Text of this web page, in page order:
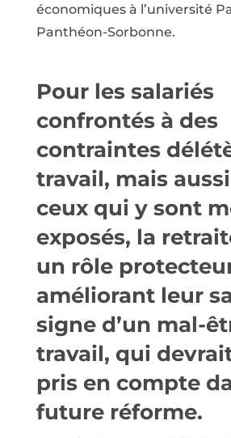
économiques à l’université
Panthéon-Sorbonne.
Pour les salariés
confrontés à des
contraintes
travail, mais
ceux qui y sont
exposés, la
un rôle
améliorant leur
signe d’un mal-
travail, qui
pris en compte
future réforme.